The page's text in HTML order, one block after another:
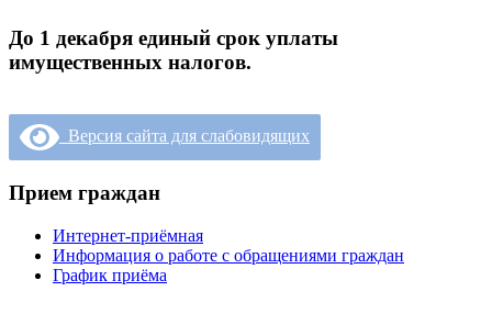
До 1 декабря единый срок уплаты
имущественных налогов.
Версия сайта для слабовидящих
Прием граждан
Интернет-приёмная
Информация о работе с обращениями граждан
График приёма